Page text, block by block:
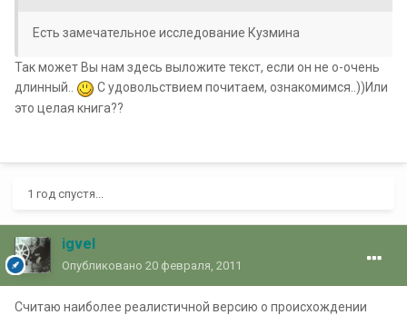
Есть замечательное исследование Кузмина
Так может Вы нам здесь выложите текст, если он не о-очень
длинный..
С удовольствием почитаем, ознакомимся..))Или
это целая книга??
1 год спустя...
igvel
Опубликовано 20 февраля, 2011
Считаю наиболее реалистичной версию о происхождении